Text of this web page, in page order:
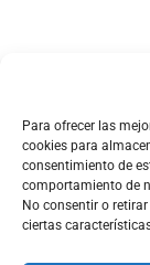
Para ofrecer las
cookies para
consentimiento de
comportamiento de
No consentir o
ciertas